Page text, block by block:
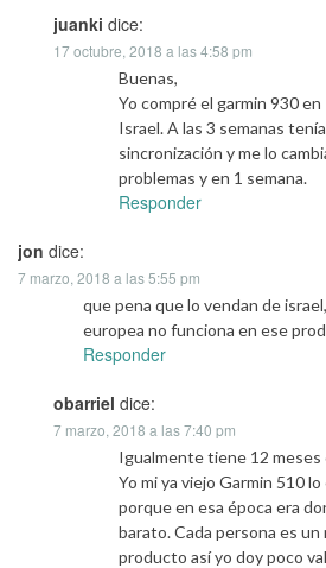
juanki dice:
17 octubre, 2018 a las 4:58 pm
Buenas,
Yo compré el garmin 930
Israel. A las 3 semanas
sincronización y me lo
problemas y en 1 semana.
Responder
jon dice:
7 marzo, 2018 a las 5:55 pm
que pena que lo vendan de
europea no funciona en ese
Responder
obarriel dice:
7 marzo, 2018 a las 7:40 pm
Igualmente tiene 12 meses
Yo mi ya viejo Garmin 510
porque en esa época era
barato. Cada persona es un
producto así yo doy poco